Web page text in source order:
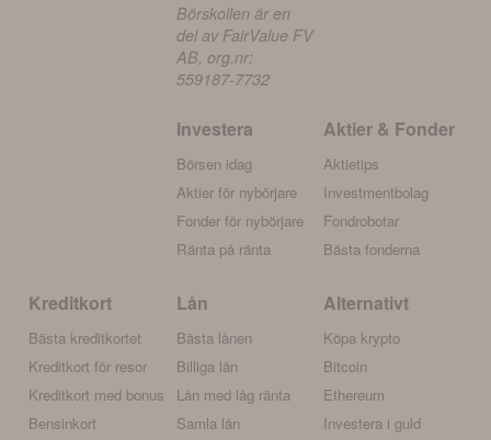
Börskollen är en
del av FairValue FV
AB, org.nr:
559187-7732
Investera
Börsen idag
Aktier för nybörjare
Fonder för nybörjare
Ränta på ränta
Aktier & Fonder
Aktietips
Investmentbolag
Fondrobotar
Bästa fonderna
Kreditkort
Bästa kreditkortet
Kreditkort för resor
Kreditkort med bonus
Bensinkort
Lån
Bästa lånen
Billiga lån
Lån med låg ränta
Samla lån
Alternativt
Köpa krypto
Bitcoin
Ethereum
Investera i guld